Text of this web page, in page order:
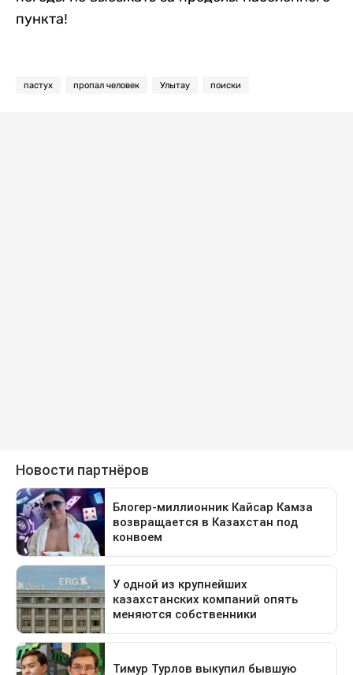
пункта!
пастух пропал человек Улытау поиски